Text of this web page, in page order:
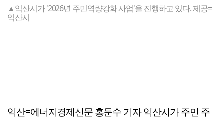
▲익산시가 '2026년 주민역량강화 사업'을 진행하고 있다. 제공=
익산시
익산=에너지경제신문 홍문수 기자 익산시가 주민 주